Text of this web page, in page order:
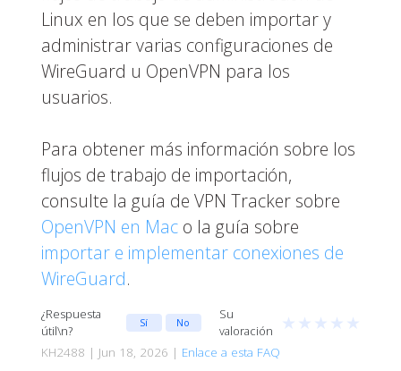
Linux en los que se deben importar y
administrar varias configuraciones de
WireGuard u OpenVPN para los
usuarios.
Para obtener más información sobre los
flujos de trabajo de importación,
consulte la guía de VPN Tracker sobre
OpenVPN en Maco la guía sobre
importar e implementar conexiones de
WireGuard.
¿Respuesta
útil\n?
Sí No
Su
valoración
★ ★ ★ ★ ★
KH2488 | Jun 18, 2026 | Enlace a esta FAQ